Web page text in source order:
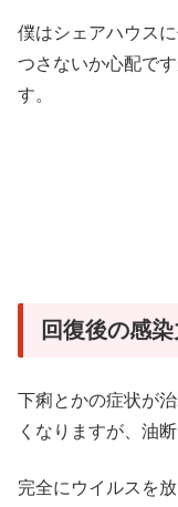
僕はシェアハウス
つさないか心配で
す。
回復後の感染
下痢とかの症状が
くなりますが、油
完全にウイルスを